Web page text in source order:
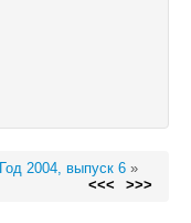
Год 2004, выпуск 6 »
<<< >>>